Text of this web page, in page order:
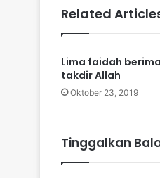
Related
Lima faidah
takdir Allah
Oktober 23, 2019
Tinggalkan